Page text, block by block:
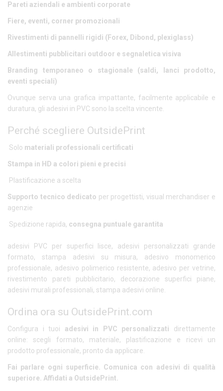
Pareti aziendali e ambienti corporate
Fiere, eventi, corner promozionali
Rivestimenti di pannelli rigidi (Forex, Dibond, plexiglass)
Allestimenti pubblicitari outdoor e segnaletica visiva
Branding temporaneo o stagionale (saldi, lanci prodotto,
eventi speciali)
Ovunque serva una grafica impattante, facilmente applicabile e
duratura, gli adesivi in PVC sono la scelta vincente.
Perché scegliere OutsidePrint
Solo materiali professionali certificati
Stampa in HD a colori pieni e precisi
Plastificazione a scelta
Supporto tecnico dedicato per progettisti, visual merchandiser e
agenzie
Spedizione rapida, consegna puntuale garantita
adesivi PVC per superfici lisce, adesivi personalizzati grande
formato, stampa adesivi su misura, adesivo monomerico
professionale, adesivo polimerico resistente, adesivo per vetrine,
rivestimento pareti pubblicitario, decorazione superfici piane,
adesivi murali professionali, stampa adesivi online.
Ordina ora su OutsidePrint.com
Configura i tuoi adesivi in PVC personalizzati direttamente
online: scegli formato, materiale, plastificazione e ricevi un
prodotto professionale, pronto da applicare.
Fai parlare ogni superficie. Comunica con adesivi di qualità
superiore. Affidati a OutsidePrint.